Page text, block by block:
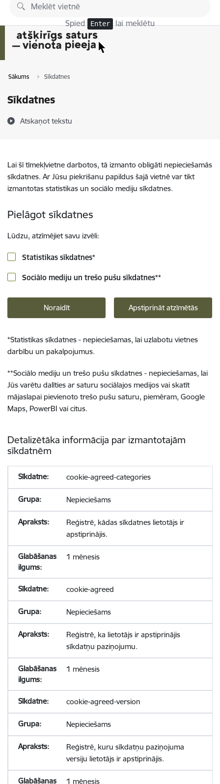
Pāriet uz lapas saturu
Spied Enter lai meklētu
Sākums Sīkdatnes
Sīkdatnes
Atskaņot tekstu
Lai šī tīmekļvietne darbotos, tā izmanto obligāti nepieciešamās
sīkdatnes. Ar Jūsu piekrišanu papildus šajā vietnē var tikt
izmantotas statistikas un sociālo mediju sīkdatnes.
Pielāgot sīkdatnes
Lūdzu, atzīmējiet savu izvēli:
Statistikas sīkdatnes*
Sociālo mediju un trešo pušu sīkdatnes**
Noraidīt Apstiprināt atzīmētās
*Statistikas sīkdatnes - nepieciešamas, lai uzlabotu vietnes
darbību un pakalpojumus.
**Sociālo mediju un trešo pušu sīkdatnes - nepieciešamas, lai
Jūs varētu dalīties ar saturu sociālajos medijos vai skatīt
mājaslapai pievienoto trešo pušu saturu, piemēram, Google
Maps, PowerBI vai citus.
Detalizētāka informācija par izmantotajām
sīkdatnēm
cookie-agreed-categories
Nepieciešams
Reģistrē, kādas sīkdatnes lietotājs ir
apstiprinājis.
1 mēnesis
cookie-agreed
Nepieciešams
Reģistrē, ka lietotājs ir apstiprinājis
sīkdatņu paziņojumu.
1 mēnesis
cookie-agreed-version
Nepieciešams
Reģistrē, kuru sīkdatņu paziņojuma
versiju lietotājs ir apstiprinājis.
1 mēnesis